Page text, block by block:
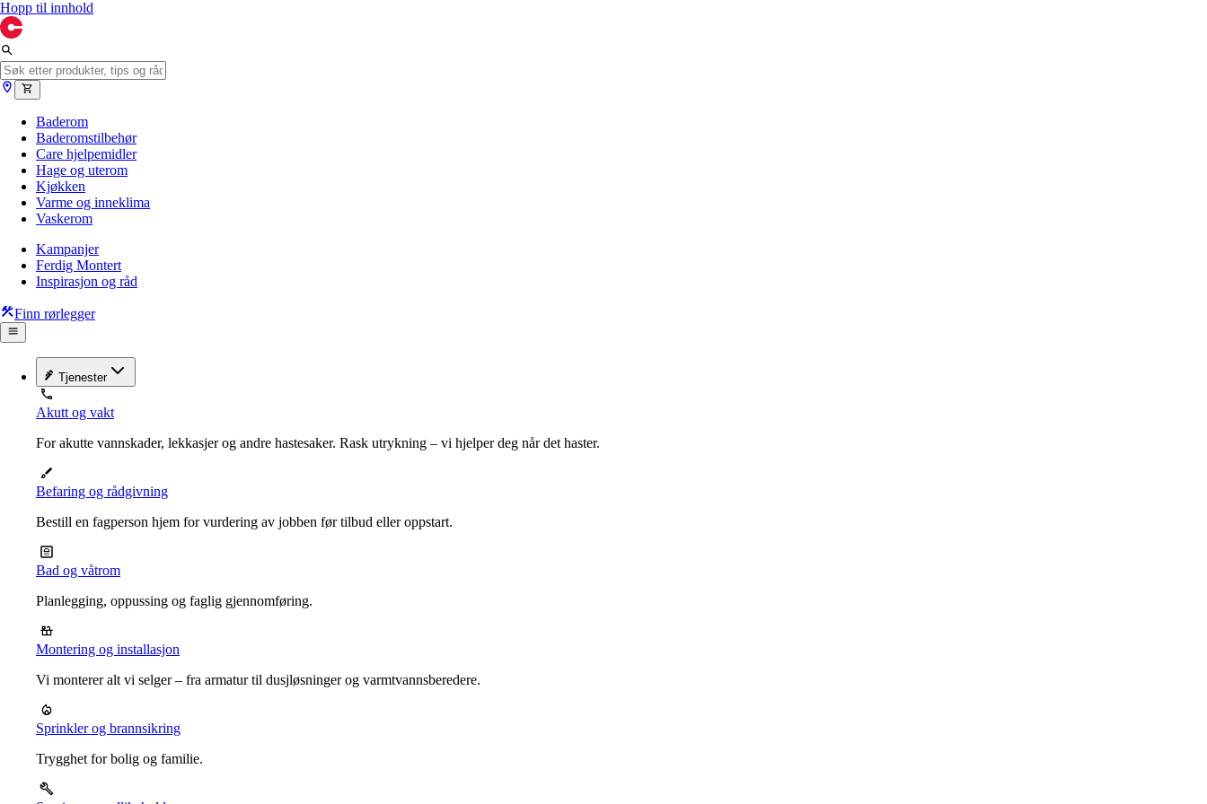
Hopp til innhold
Baderom
Baderomstilbehør
Care hjelpemidler
Hage og uterom
Kjøkken
Varme og inneklima
Vaskerom
Kampanjer
Ferdig Montert
Inspirasjon og råd
Finn rørlegger
Tjenester
Akutt og vakt
For akutte vannskader, lekkasjer og andre hastesaker. Rask utrykning – vi hjelper deg når det haster.
Befaring og rådgivning
Bestill en fagperson hjem for vurdering av jobben før tilbud eller oppstart.
Bad og våtrom
Planlegging, oppussing og faglig gjennomføring.
Montering og installasjon
Vi monterer alt vi selger – fra armatur til dusjløsninger og varmtvannsberedere.
Sprinkler og brannsikring
Trygghet for bolig og familie.